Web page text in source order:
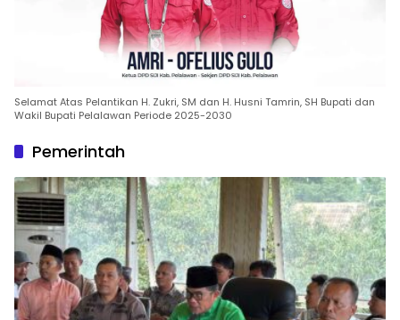
Selamat Atas Pelantikan H. Zukri, SM dan H. Husni Tamrin, SH Bupati dan
Wakil Bupati Pelalawan Periode 2025-2030
Pemerintah